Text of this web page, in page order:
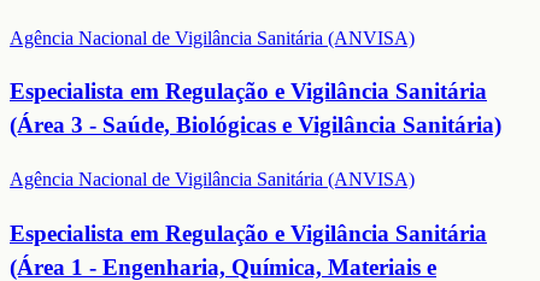
Agência Nacional de Vigilância Sanitária (ANVISA)
Especialista em Regulação e Vigilância Sanitária
(Área 3 - Saúde, Biológicas e Vigilância Sanitária)
Agência Nacional de Vigilância Sanitária (ANVISA)
Especialista em Regulação e Vigilância Sanitária
(Área 1 - Engenharia, Química, Materiais e